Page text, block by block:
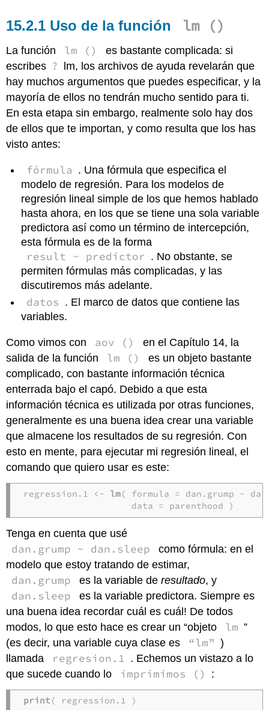
Uso de la función lm ()
La función lm ()
es bastante complicada: si
escribes ?
lm, los archivos de ayuda revelarán que
hay muchos argumentos que puedes especificar, y la
mayoría de ellos no tendrán mucho sentido para ti.
En esta etapa sin embargo, realmente solo hay dos
de ellos que te importan, y como resulta que los has
visto antes:
fórmula . Una fórmula que especifica el
modelo de regresión. Para los modelos de
regresión lineal simple de los que hemos hablado
hasta ahora, en los que se tiene una sola variable
predictora así como un término de intercepción,
esta fórmula es de la forma
result ~ predictor . No obstante, se
permiten fórmulas más complicadas, y las
discutiremos más adelante.
datos . El marco de datos que contiene las
variables.
Como vimos con aov ()
en el Capítulo 14, la
salida de la función
lm ()
es un objeto bastante
complicado, con bastante información técnica
enterrada bajo el capó. Debido a que esta
información técnica es utilizada por otras funciones,
generalmente es una buena idea crear una variable
que almacene los resultados de su regresión. Con
esto en mente, para ejecutar mi regresión lineal, el
comando que quiero usar es este:
regression.1 <- lm( formula = dan.grump ~
                    data = parenthood )
Tenga en cuenta que usé
dan.grump ~ dan.sleep
como fórmula: en el
modelo que estoy tratando de estimar,
dan.grump es la variable de resultado, y
dan.sleep
es la variable predictora. Siempre es
una buena idea recordar cuál es cuál! De todos
modos, lo que esto hace es crear un “objeto
lm ”
(es decir, una variable cuya clase es
“lm” )
llamada
regresion.1 . Echemos un vistazo a lo
que sucede cuando lo
imprimimos () :
print( regression.1 )